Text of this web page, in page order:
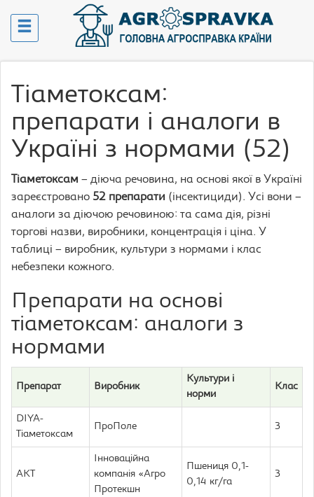
Тіаметоксам:
препарати і аналоги в
Україні з нормами (52)
Тіаметоксам – діюча речовина, на основі якої в Україні
зареєстровано 52 препарати (інсектициди). Усі вони –
аналоги за діючою речовиною: та сама дія, різні
торгові назви, виробники, концентрація і ціна. У
таблиці – виробник, культури з нормами і клас
небезпеки кожного.
Препарати на основі
тіаметоксам: аналоги з
нормами
Препарат Виробник
Культури і
норми
Клас
DIYA-
Тіаметоксам
ПроПоле 3
АКТ
Інноваційна
компанія «Агро
Протекшн
Пшениця 0,1-
0,14 кг/га
3